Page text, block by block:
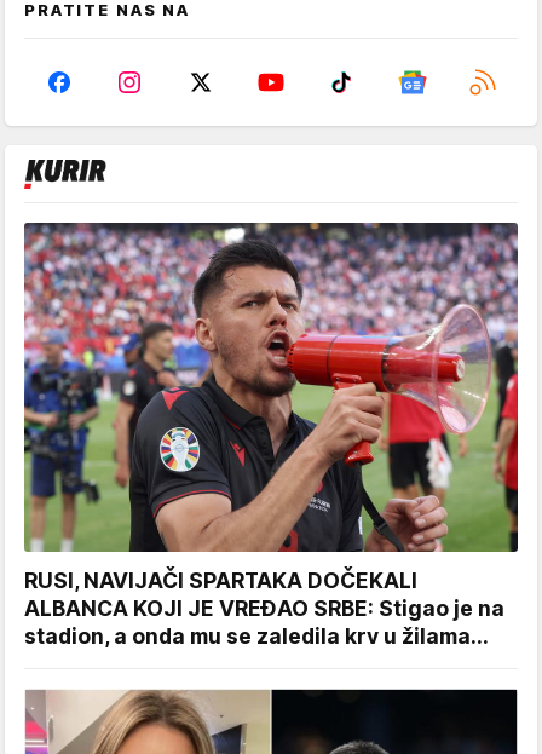
PRATITE NAS NA
RUSI, NAVIJAČI SPARTAKA DOČEKALI
ALBANCA KOJI JE VREĐAO SRBE: Stigao je na
stadion, a onda mu se zaledila krv u žilama...